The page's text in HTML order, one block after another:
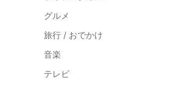
グルメ
旅行 / おでかけ
音楽
テレビ